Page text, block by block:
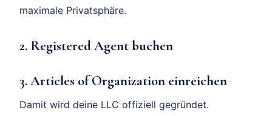
maximale Privatsphäre.
2. Registered Agent buchen
3. Articles of Organization einreichen
Damit wird deine LLC offiziell gegründet.